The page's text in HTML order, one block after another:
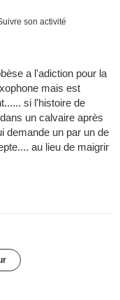
son activité
a l'adiction pour la
mais est
si l'histoire de
un calvaire après
demande un par un de
au lieu de maigrir